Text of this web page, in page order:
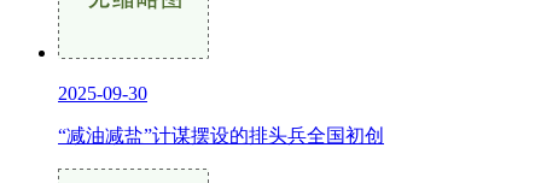
2025-09-30
“减油减盐”计谋摆设的排头兵全国初创